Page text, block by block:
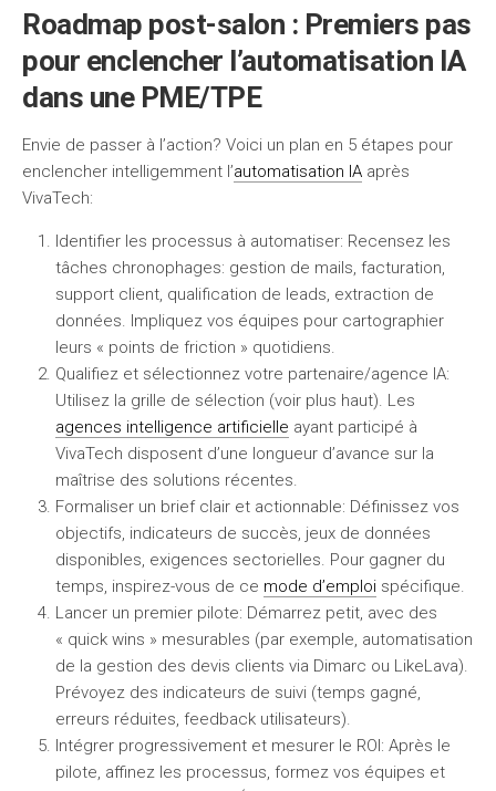
Roadmap post-salon : Premiers pas
pour enclencher l’automatisation IA
dans une PME/TPE
Envie de passer à l’action? Voici un plan en 5 étapes pour
enclencher intelligemment l’automatisation IA après
VivaTech:
Identifier les processus à automatiser: Recensez les
tâches chronophages: gestion de mails, facturation,
support client, qualification de leads, extraction de
données. Impliquez vos équipes pour cartographier
leurs « points de friction » quotidiens.
Qualifiez et sélectionnez votre partenaire/agence IA:
Utilisez la grille de sélection (voir plus haut). Les
agences intelligence artificielle ayant participé à
VivaTech disposent d’une longueur d’avance sur la
maîtrise des solutions récentes.
Formaliser un brief clair et actionnable: Définissez vos
objectifs, indicateurs de succès, jeux de données
disponibles, exigences sectorielles. Pour gagner du
temps, inspirez-vous de ce mode d’emploi spécifique.
Lancer un premier pilote: Démarrez petit, avec des
« quick wins » mesurables (par exemple, automatisation
de la gestion des devis clients via Dimarc ou LikeLava).
Prévoyez des indicateurs de suivi (temps gagné,
erreurs réduites, feedback utilisateurs).
Intégrer progressivement et mesurer le ROI: Après le
pilote, affinez les processus, formez vos équipes et